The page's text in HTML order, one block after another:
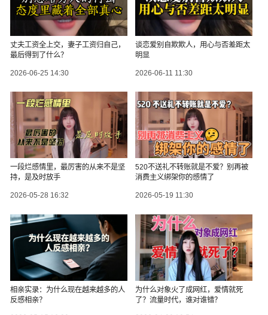
丈夫工资全上交，妻子工资归自己，
最后得到了什么？
2026-06-25 14:30
谈恋爱别自欺欺人，用心与否差距太
明显
2026-06-11 11:30
一段烂感情里，最厉害的从来不是坚
持，是及时放手
2026-05-28 16:32
520不送礼不转账就是不爱？别再被
消费主义绑架你的感情了
2026-05-19 11:30
相亲实录：为什么现在越来越多的人
反感相亲？
为什么对象火了成网红，爱情就死
了？流量时代，谁对谁错？